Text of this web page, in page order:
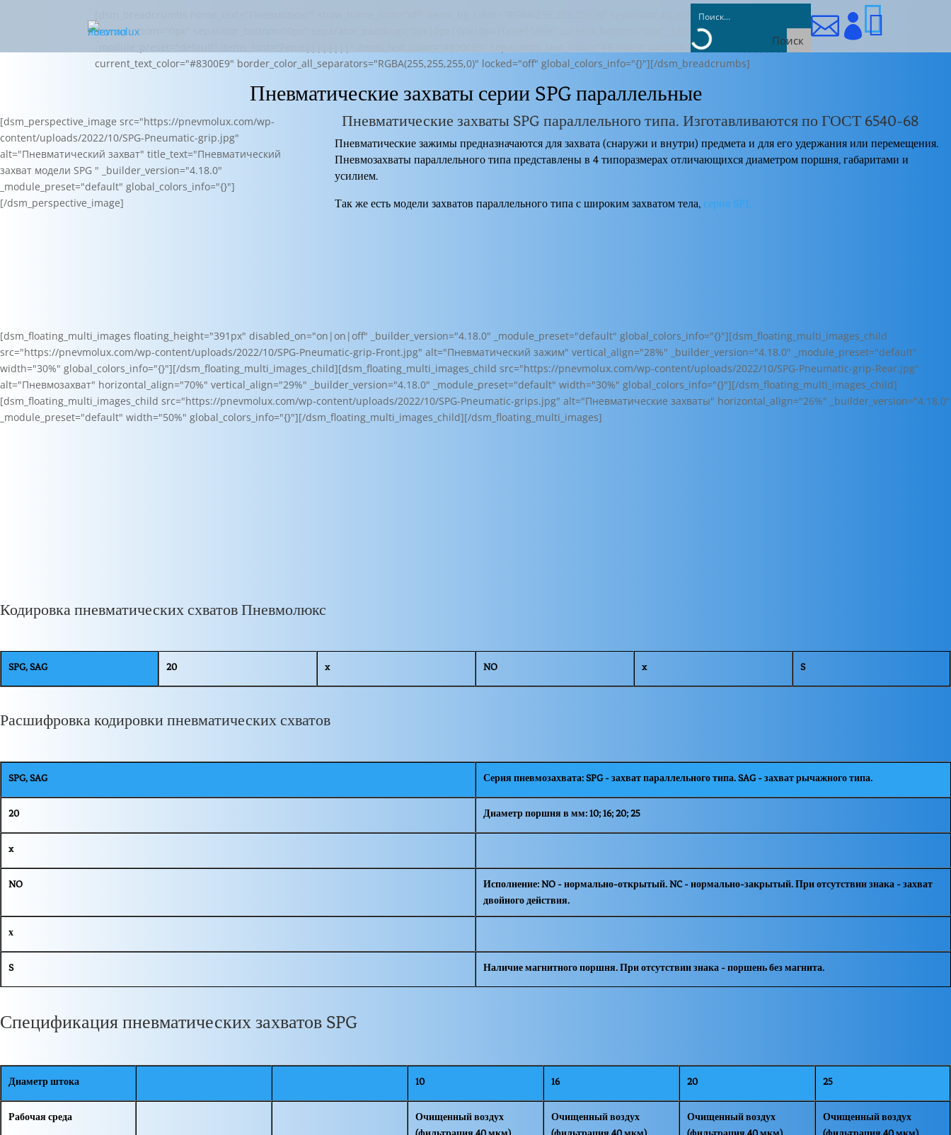
Поиск 

[dsm_breadcrumbs home_text="Пневмолюкс" show_home_icon="off" items_bg_color="RGBA(255,255,255,0)" separator_bg_color="RGBA(255,255,255,0)"
items_bottom="0px" separator_bottom="0px" separator_padding="0px|0px|0px|0px|false|false" current_bottom="0px" _builder_version="4.18.0"
_module_preset="default" items_font="Fenix||||||||" items_text_color="#8300E9" separators_text_color="#8300E9" current_font="Fenix||||||||"
current_text_color="#8300E9" border_color_all_separators="RGBA(255,255,255,0)" locked="off" global_colors_info="{}"][/dsm_breadcrumbs]
Пневматические захваты серии SPG параллельные
[dsm_perspective_image src="https://pnevmolux.com/wp-
content/uploads/2022/10/SPG-Pneumatic-grip.jpg"
alt="Пневматический захват" title_text="Пневматический
захват модели SPG " _builder_version="4.18.0"
_module_preset="default" global_colors_info="{}"]
[/dsm_perspective_image]
Пневматические захваты SPG параллельного типа. Изготавливаются по ГОСТ 6540-68
Пневматические зажимы предназначаются для захвата (снаружи и внутри) предмета и для его удержания или перемещения.
Пневмозахваты параллельного типа представлены в 4 типоразмерах отличающихся диаметром поршня, габаритами и
усилием.
Так же есть модели захватов параллельного типа с широким захватом тела, серия SPL
[dsm_floating_multi_images floating_height="391px" disabled_on="on|on|off" _builder_version="4.18.0" _module_preset="default" global_colors_info="{}"][dsm_floating_multi_images_child
src="https://pnevmolux.com/wp-content/uploads/2022/10/SPG-Pneumatic-grip-Front.jpg" alt="Пневматический зажим" vertical_align="28%" _builder_version="4.18.0" _module_preset="default"
width="30%" global_colors_info="{}"][/dsm_floating_multi_images_child][dsm_floating_multi_images_child src="https://pnevmolux.com/wp-content/uploads/2022/10/SPG-Pneumatic-grip-Rear.jpg"
alt="Пневмозахват" horizontal_align="70%" vertical_align="29%" _builder_version="4.18.0" _module_preset="default" width="30%" global_colors_info="{}"][/dsm_floating_multi_images_child]
[dsm_floating_multi_images_child src="https://pnevmolux.com/wp-content/uploads/2022/10/SPG-Pneumatic-grips.jpg" alt="Пневматические захваты" horizontal_align="26%" _builder_version="4.18.0"
_module_preset="default" width="50%" global_colors_info="{}"][/dsm_floating_multi_images_child][/dsm_floating_multi_images]
Кодировка пневматических схватов Пневмолюкс
SPG, SAG 20 x NO x S
Расшифровка кодировки пневматических схватов
SPG, SAG Серия пневмозахвата: SPG - захват параллельного типа. SAG - захват рычажного типа.
20 Диаметр поршня в мм: 10; 16; 20; 25
x
NO
Исполнение: NO - нормально-открытый. NC - нормально-закрытый. При отсутствии знака - захват
двойного действия.
х
S Наличие магнитного поршня. При отсутствии знака - поршень без магнита.
Спецификация пневматических захватов SPG
Диаметр штока 10 16 20 25
Рабочая среда
Очищенный воздух
Очищенный воздух
Очищенный воздух
Очищенный воздух